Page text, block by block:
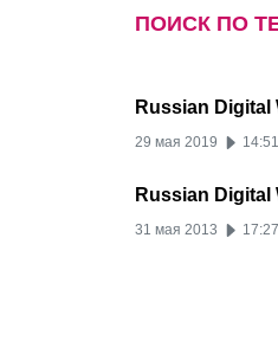
ПОИСК ПО
Russian
29 мая 2019 14:51
Russian
31 мая 2013 17:27